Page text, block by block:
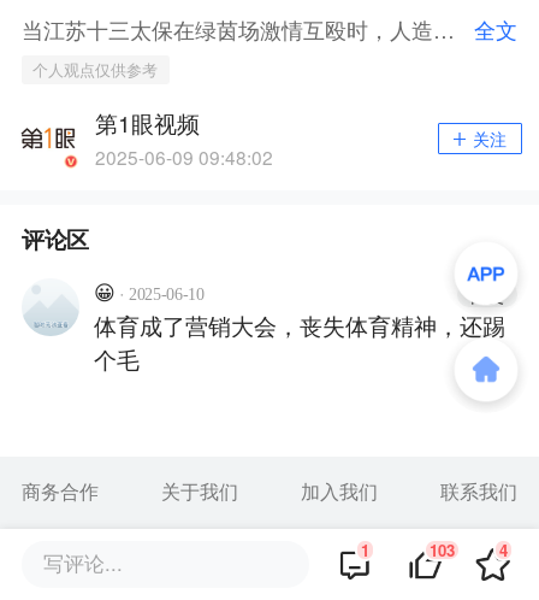
当江苏十三太保在绿茵场激情互殴时，人造草龙头股直接原地封神。从球场到庭院，从中国到世界，这 “永不枯萎” 的小草，正书写着中国制造的逆袭传奇！你觉着下一个被“苏超”带火的会是啥？ 全文
个人观点仅供参考
第1眼视频
2025-06-09 09:48:02
关注
评论区
😀 · 2025-06-10 回复
体育成了营销大会，丧失体育精神，还踢
个毛
写评论... 1 103 4
商务合作 关于我们 加入我们
联系我们
我要入驻 投资者关系